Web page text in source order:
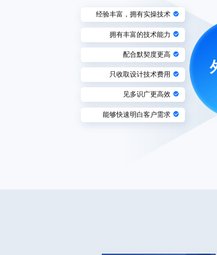
经验丰富，拥有实操技术
拥有丰富的技术能力
配合默契度更高
只收取设计技术费用
见多识广更高效
能够快速明白客户需求